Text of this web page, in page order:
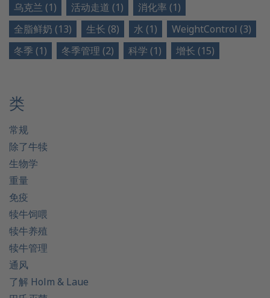
乌克兰 (1)
活动走道 (1)
消化率 (1)
全脂鲜奶 (13)
生长 (8) 水 (1)
WeightControl (3)
冬季 (1)
冬季管理 (2) 科学 (1) 增长 (15)
类
常规
除了牛犊
生物学
重量
免疫
犊牛饲喂
犊牛养殖
犊牛管理
通风
了解 Holm & Laue